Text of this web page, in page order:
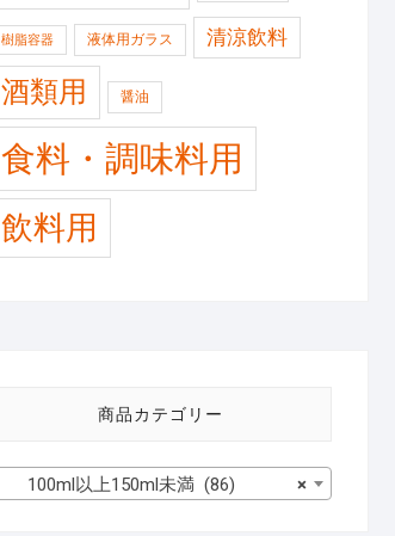
樹脂容器 液体用ガラス 清涼飲料
酒類用 醤油
食料・調味料用
飲料用
商品カテゴリー
×
100ml以上150ml未満 (86)